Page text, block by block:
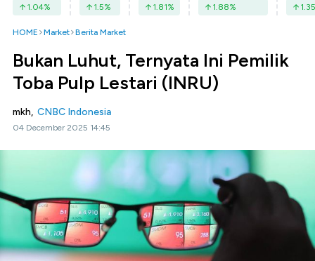
1.04% 1.5% 1.81% 1.88% 1.35
HOME Market Berita Market
Bukan Luhut, Ternyata Ini Pemilik
Toba Pulp Lestari (INRU)
mkh, CNBC Indonesia
04 December 2025 14:45